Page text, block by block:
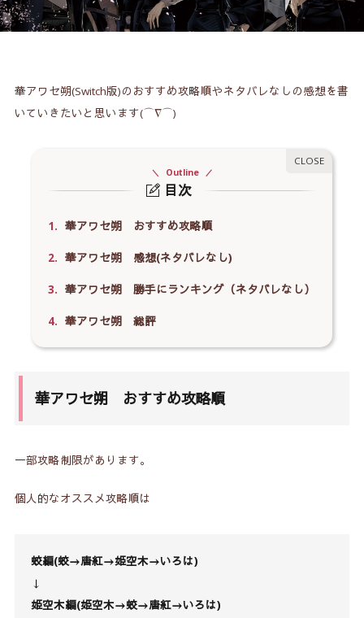
華アワセ朔(Switch版)のおすすめ攻略順やネタバレなしの感想を書
いていきたいと思います(⌒∇⌒)
目次
Outline
1. 華アワセ朔 おすすめ攻略順
2. 華アワセ朔 感想(ネタバレなし)
3. 華アワセ朔 勝手にランキング（ネタバレなし）
4. 華アワセ朔 総評
華アワセ朔 おすすめ攻略順
一部攻略制限があります。
個人的なオススメ攻略順は
蛟編(蛟→唐紅→姫空木→いろは)
↓
姫空木編(姫空木→蛟→唐紅→いろは)